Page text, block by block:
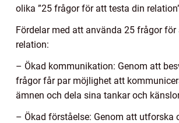
olika ”25 frågor för att testa din
Fördelar med att använda 25 frågor
relation:
– Ökad kommunikation: Genom att
frågor får par möjlighet att
ämnen och dela sina tankar och
– Ökad förståelse: Genom att utforska